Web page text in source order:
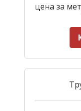
цена за